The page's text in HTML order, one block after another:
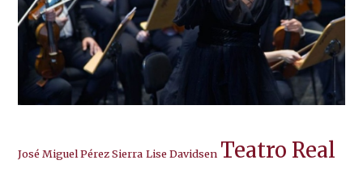
José Miguel Pérez Sierra Lise Davidsen Teatro Real